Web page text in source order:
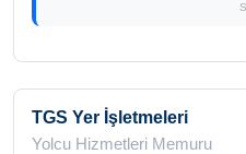
TGS Yer İşletmeleri
Yolcu Hizmetleri Memuru